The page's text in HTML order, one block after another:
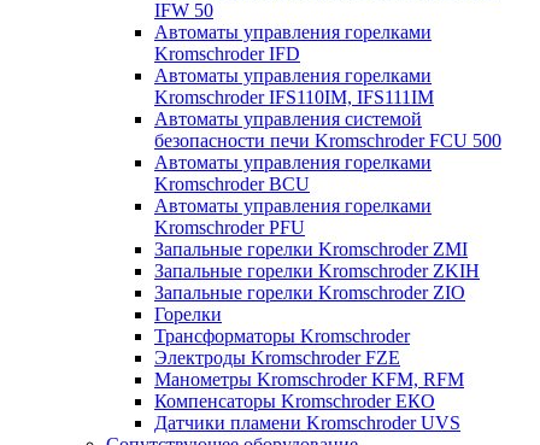
IFW 50
Автоматы управления горелками
Kromschroder IFD
Автоматы управления горелками
Kromschroder IFS110IM, IFS111IM
Автоматы управления системой
безопасности печи Kromschroder FCU 500
Автоматы управления горелками
Kromschroder BCU
Автоматы управления горелками
Kromschroder PFU
Запальные горелки Kromschroder ZМI
Запальные горелки Kromschroder ZKIH
Запальные горелки Kromschroder ZIO
Горелки
Трансформаторы Kromschroder
Электроды Kromschroder FZE
Манометры Kromschroder KFM, RFM
Компенсаторы Kromschroder ЕКО
Датчики пламени Kromschroder UVS